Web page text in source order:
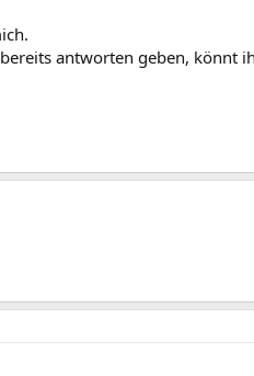
antworten geben, könnt